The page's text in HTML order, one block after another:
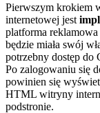
Pierwszym krokiem
internetowej jest
platforma
będzie miała swój
potrzebny dostęp do
Po zalogowaniu się
powinien się
HTML witryny
podstronie.